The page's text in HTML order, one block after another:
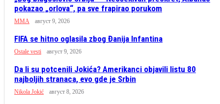
pokazao „orlova“, pa sve frapirao porukom
MMA август 9, 2026
FIFA se hitno oglasila zbog Đanija Infantina
Ostale vesti август 9, 2026
Da li su potcenili Jokića? Amerikanci objavili listu 80
najboljih stranaca, evo gde je Srbin
Nikola Jokić август 8, 2026